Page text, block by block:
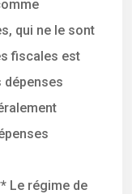
qui ne le sont
fiscales est
dépenses
Le régime de